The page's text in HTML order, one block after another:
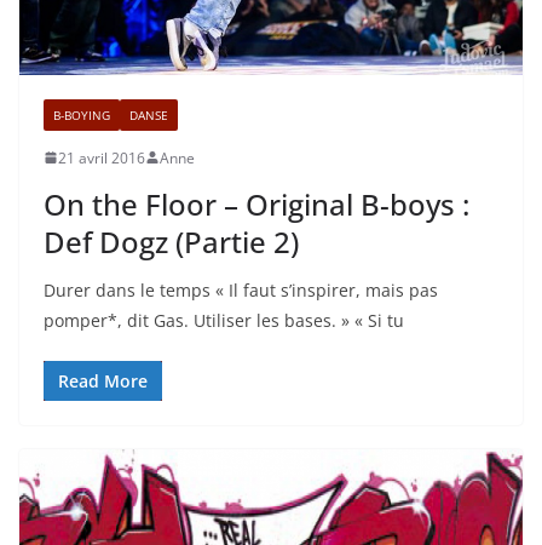
B-BOYING DANSE
21 avril 2016 Anne
On the Floor – Original B-boys :
Def Dogz (Partie 2)
Durer dans le temps « Il faut s’inspirer, mais pas
pomper*, dit Gas. Utiliser les bases. » « Si tu
Read More